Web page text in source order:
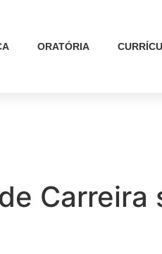
ORATÓRIA
Carreira